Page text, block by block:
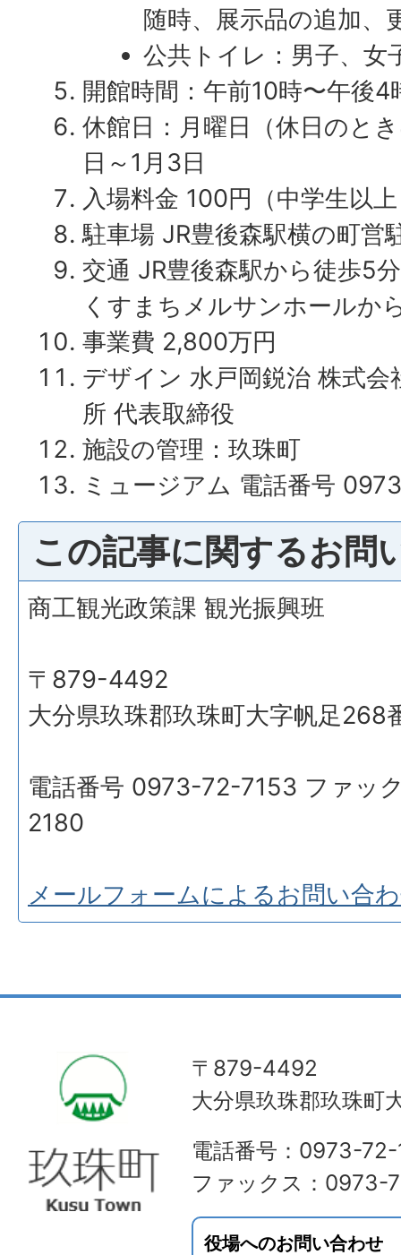
随時、展示品の追加、
公共トイレ：男子、女
開館時間：午前10時〜午後4
休館日：月曜日（休日のと
日～1月3日
入場料金 100円（中学生以
駐車場 JR豊後森駅横の町営
交通 JR豊後森駅から徒歩5
くすまちメルサンホールか
事業費 2,800万円
デザイン 水戸岡鋭治 株式
所 代表取締役
施設の管理：玖珠町
ミュージアム 電話番号
この記事に関するお問
商工観光政策課 観光振興班
〒879-4492
大分県玖珠郡玖珠町大字帆足268
電話番号 0973-72-7153 ファッ
2180
メールフォームによるお問い合
〒879-4492
大分県玖珠郡玖珠町
電話番号：0973-72-
ファックス：0973-
役場へのお問い合わせ